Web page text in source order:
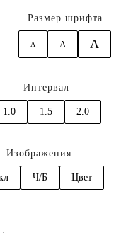
Размер шрифта
A A A
Интервал
1.0 1.5 2.0
Изображения
Ч/Б Цвет
Фотопротокол зубов